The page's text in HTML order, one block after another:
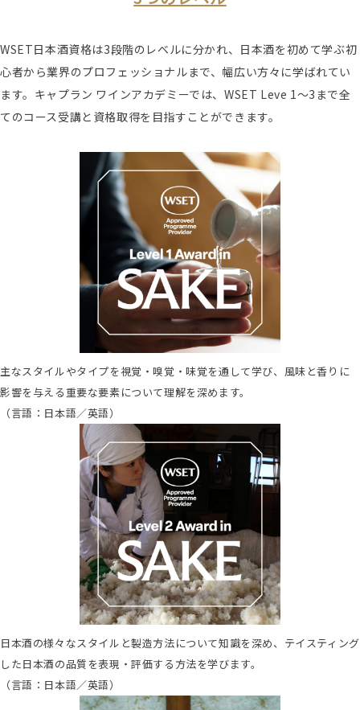
WSET日本酒資格は3段階のレベルに分かれ、日本酒を初めて学ぶ初
心者から業界のプロフェッショナルまで、幅広い方々に学ばれてい
ます。キャプラン ワインアカデミーでは、WSET Leve 1～3まで全
てのコース受講と資格取得を目指すことができます。
主なスタイルやタイプを視覚・嗅覚・味覚を通して学び、風味と香りに
影響を与える重要な要素について理解を深めます。
（言語：日本語／英語）
日本酒の様々なスタイルと製造方法について知識を深め、テイスティング
した日本酒の品質を表現・評価する方法を学びます。
（言語：日本語／英語）